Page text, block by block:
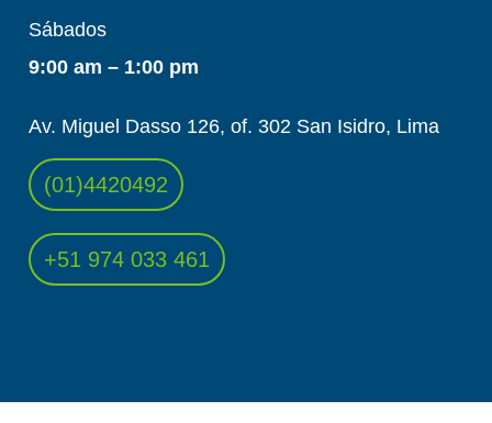
Sábados
9:00 am – 1:00 pm
Av. Miguel Dasso 126, of. 302 San Isidro, Lima
(01)4420492
+51 974 033 461